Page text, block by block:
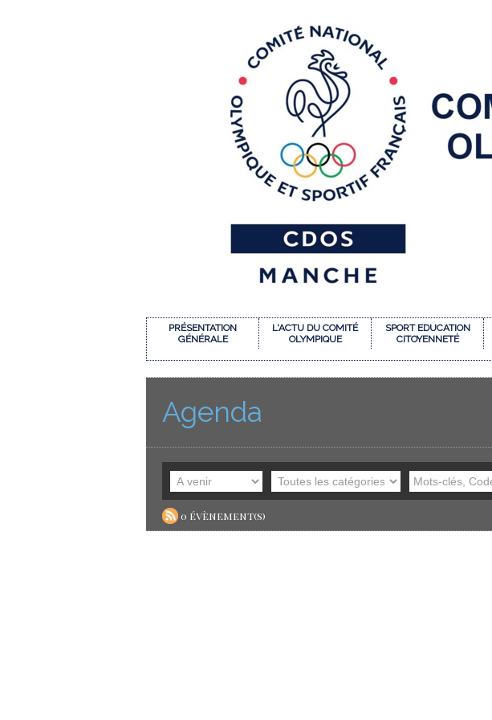
PRÉSENTATION
GÉNÉRALE
L'ACTU DU COMITÉ
OLYMPIQUE
SPORT EDUCATION
CITOYENNETÉ
Agenda
0 évènement(s)